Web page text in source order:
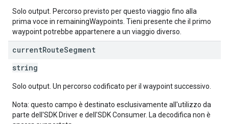
Solo output. Percorso previsto per questo viaggio fino alla
prima voce in remainingWaypoints. Tieni presente che il primo
waypoint potrebbe appartenere a un viaggio diverso.
currentRouteSegment
string
Solo output. Un percorso codificato per il waypoint successivo.
Nota: questo campo è destinato esclusivamente all'utilizzo da
parte dell'SDK Driver e dell'SDK Consumer. La decodifica non è